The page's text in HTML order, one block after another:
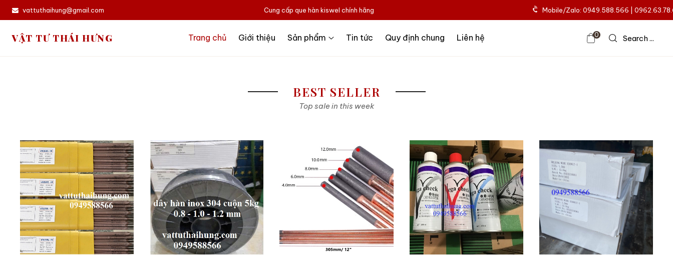
vattuthaihung@gmail.com Cung cấp que hàn kiswel chính hãng Mobile/Zalo: 0949.588.566 |
VẬT TƯ THÁI HƯNG Trang chủ Giới thiệu Sản phẩm Tin tức Quy định chung Liên hệ 0 Search ...
BEST SELLER
Top sale in this week